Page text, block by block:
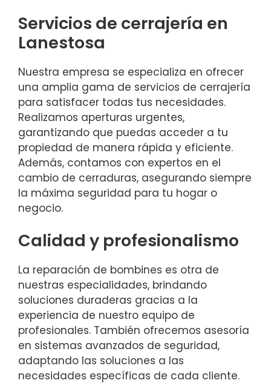
Servicios de cerrajería en
Lanestosa
Nuestra empresa se especializa en ofrecer
una amplia gama de servicios de cerrajería
para satisfacer todas tus necesidades.
Realizamos aperturas urgentes,
garantizando que puedas acceder a tu
propiedad de manera rápida y eficiente.
Además, contamos con expertos en el
cambio de cerraduras, asegurando siempre
la máxima seguridad para tu hogar o
negocio.
Calidad y profesionalismo
La reparación de bombines es otra de
nuestras especialidades, brindando
soluciones duraderas gracias a la
experiencia de nuestro equipo de
profesionales. También ofrecemos asesoría
en sistemas avanzados de seguridad,
adaptando las soluciones a las
necesidades específicas de cada cliente.